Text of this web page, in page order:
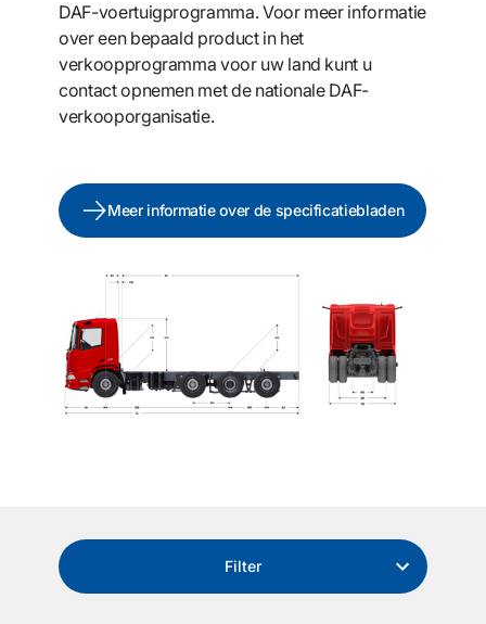
DAF-voertuigprogramma. Voor meer informatie
over een bepaald product in het
verkoopprogramma voor uw land kunt u
contact opnemen met de nationale DAF-
verkooporganisatie.
Meer informatie over de specificatiebladen
Filter